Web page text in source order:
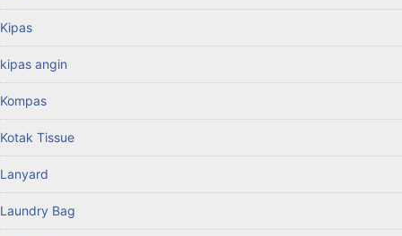
Kipas
kipas angin
Kompas
Kotak Tissue
Lanyard
Laundry Bag